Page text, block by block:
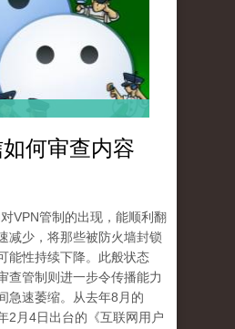
何审查内容
VPN管制的出现，能顺利翻
减少，将那些被防火墙封锁
能性持续下降。此般状态
查管制则进一步令传播能力
急速萎缩。从去年8月的
2月4日出台的《互联网用户